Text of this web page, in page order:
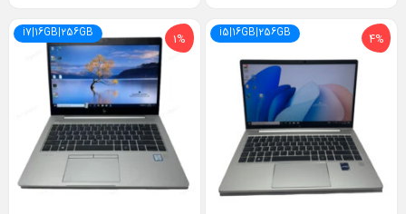
i5|16GB|256GB 4%
i7|16GB|256GB 1%